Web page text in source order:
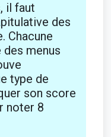
il faut
des
Chacune
menus
type de
son score
noter 8